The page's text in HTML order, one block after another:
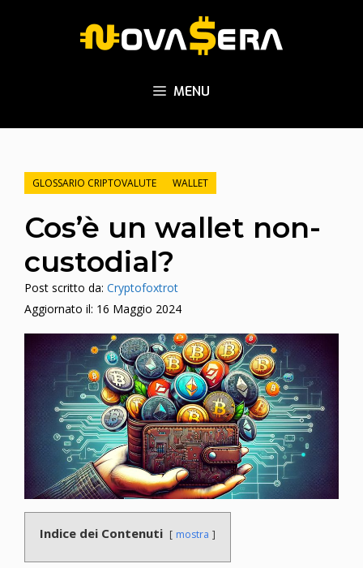
MENU
GLOSSARIO CRIPTOVALUTE WALLET
Cos’è un wallet non-
custodial?
Post scritto da: Cryptofoxtrot
Aggiornato il: 16 Maggio 2024
Indice dei Contenuti mostra